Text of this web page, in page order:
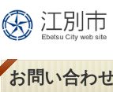
お問い合わ